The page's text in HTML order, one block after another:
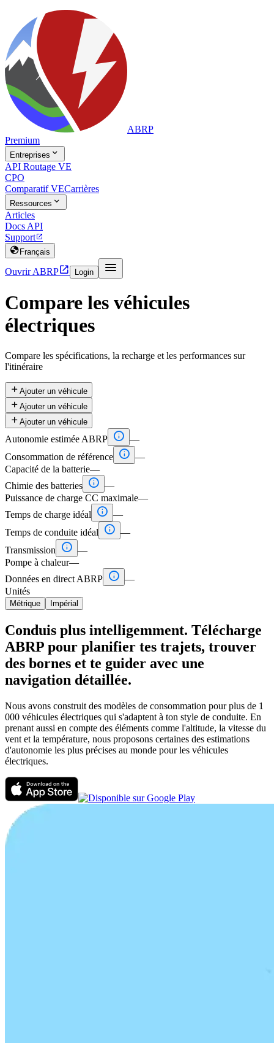
ABRP
Premium
Entreprises 
API Routage VE
CPO
Comparatif VECarrières
Ressources 
Articles
Docs API
Support
 Français
Ouvrir ABRP Login 
Compare les véhicules
électriques
Compare les spécifications, la recharge et les performances sur
l'itinéraire
 Ajouter un véhicule
 Ajouter un véhicule
 Ajouter un véhicule
Autonomie estimée ABRP  —
Consommation de référence  —
Capacité de la batterie—
Chimie des batteries  —
Puissance de charge CC maximale—
Temps de charge idéal
 —
Temps de conduite idéal
 —
Transmission
 —
Pompe à chaleur—
Données en direct ABRP  —
Unités
Métrique Impérial
Conduis plus intelligemment. Télécharge
ABRP pour planifier tes trajets, trouver
des bornes et te guider avec une
navigation détaillée.
Nous avons construit des modèles de consommation pour plus de 1
000 véhicules électriques qui s'adaptent à ton style de conduite. En
prenant aussi en compte des éléments comme l'altitude, la vitesse du
vent et la température, nous proposons certaines des estimations
d'autonomie les plus précises au monde pour les véhicules
électriques.